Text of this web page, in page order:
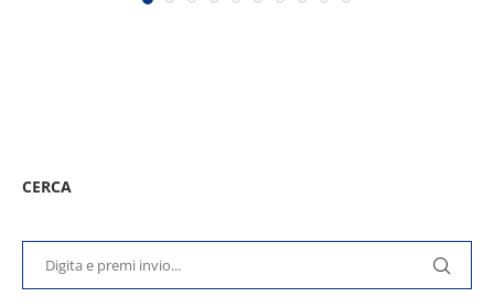
CERCA